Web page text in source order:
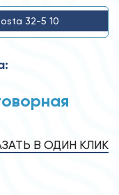
32-5 10
В ОДИН КЛИК